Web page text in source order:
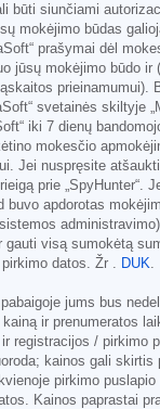
būti siunčiami
mokėjimo būdas
prašymai dėl
jūsų mokėjimo būdo ir
prieinamumui).
svetainės skiltyje
iki 7 dienų
mokesčio
Jei nuspręsite
prie „SpyHunter“.
buvo apdorotas
gauti visą sumokėtą
datos. Žr .
DUK
jums bus
ir prenumeratos
registracijos / pirkimo
kainos gali skirtis
pirkimo
Kainos paprastai